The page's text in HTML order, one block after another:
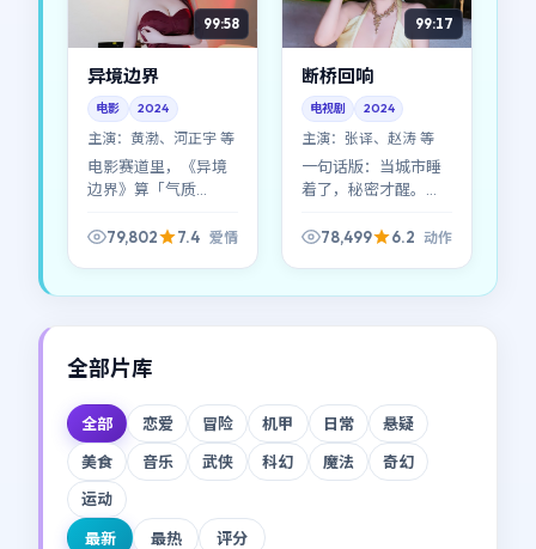
99:58
异境边界
电影 2024
主演： 黄渤、河正宇 等
电影赛道里，《异境
边界》算「气质
喧哗，却能把人钉在
起了大量沉默戏。
79,802 7.4 爱情
99:17
断桥回响
电视剧 2024
主演： 张译、赵涛 等
一句话版：当城市睡
着了，秘密才醒。
压在夜色的边线上，
看见」。
78,499 6.2 动作
全部片库
全部 恋爱 冒险 机甲 日常
悬疑
美食
音乐 武侠 科幻 魔法
奇幻
运动
最新 最热 评分